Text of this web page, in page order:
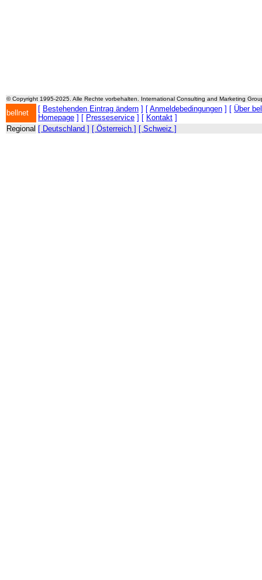
© Copyright 1995-2025. Alle Rechte vorbehalten. International Consulting and Marketing
bellnet [ Bestehenden Eintrag ändern ] [ Anmeldebedingungen ] [ Über
Homepage ] [ Presseservice ] [ Kontakt ]
Regional [ Deutschland ] [ Österreich ] [ Schweiz ]